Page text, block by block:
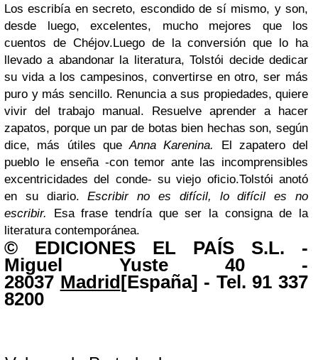
Los escribía en secreto, escondido de sí mismo, y son,
desde luego, excelentes, mucho mejores que los
cuentos de Chéjov.Luego de la conversión que lo ha
llevado a abandonar la literatura, Tolstói decide dedicar
su vida a los campesinos, convertirse en otro, ser más
puro y más sencillo. Renuncia a sus propiedades, quiere
vivir del trabajo manual. Resuelve aprender a hacer
zapatos, porque un par de botas bien hechas son, según
dice, más útiles queAnna Karenina.
El zapatero del
pueblo le enseña -con temor ante las incomprensibles
excentricidades del conde- su viejo oficio.Tolstói anotó
en su diario.Escribir no es difícil, lo difícil es no
escribir.
Esa frase tendría que ser la consigna de la
literatura contemporánea.
© EDICIONES EL PAÍS S.L. -
Miguel Yuste 40 -
28037 Madrid [España] - Tel. 91 337
8200